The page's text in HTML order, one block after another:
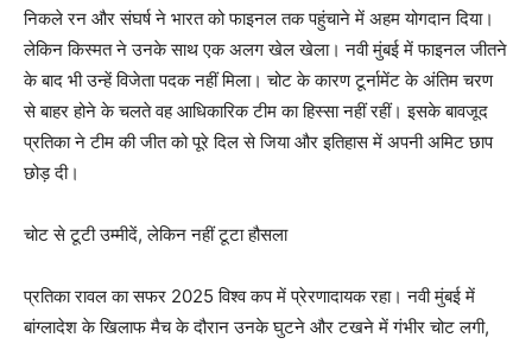
निकले रन और संघर्ष ने भारत को फाइनल तक पहुंचाने में अहम योगदान दिया।
लेकिन किस्मत ने उनके साथ एक अलग खेल खेला। नवी मुंबई में फाइनल जीतने
के बाद भी उन्हें विजेता पदक नहीं मिला। चोट के कारण टूर्नामेंट के अंतिम चरण
से बाहर होने के चलते वह आधिकारिक टीम का हिस्सा नहीं रहीं। इसके बावजूद
प्रतिका ने टीम की जीत को पूरे दिल से जिया और इतिहास में अपनी अमिट छाप
छोड़ दी।
चोट से टूटी उम्मीदें, लेकिन नहीं टूटा हौसला
प्रतिका रावल का सफर 2025 विश्व कप में प्रेरणादायक रहा। नवी मुंबई में
बांग्लादेश के खिलाफ मैच के दौरान उनके घुटने और टखने में गंभीर चोट लगी,